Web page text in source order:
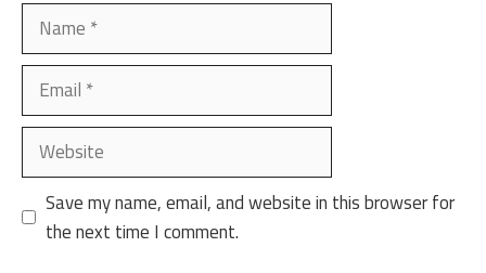
Name
Email
Website
Save my name, email, and website in this browser for
the next time I comment.